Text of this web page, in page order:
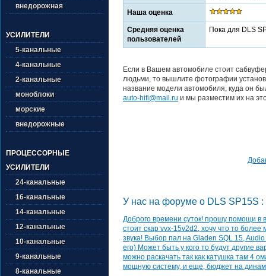
внедорожная
УСИЛИТЕЛИ
5-канальные
4-канальные
2-канальные
моноблоки
морские
внедорожные
ПРОЦЕССОРНЫЕ
УСИЛИТЕЛИ
24-канальные
16-канальные
14-канальные
12-канальные
10-канальные
9-канальные
8-канальные
Наша оценка
Средняя оценка
пользователей
Пока для DLS
Если в Вашем автомобиле стоит
людьми, то вышлите фотографии
название модели автомобиля, куда он
auto-hifi@mail.ru и мы разместим их на
У нас на форуме о DLS SP15S :
Доброго времени суток! прошу помощи
стоит скар vvx-15v2d2, хочу что то
звука! Выбор пал на Gladen SQL 15,
его) Может быть у кого то будут другие
можно раскачать так как катушка там 4
мощную систему, и еще, бюджет на